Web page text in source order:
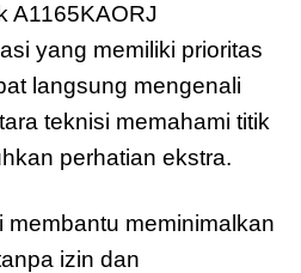
A1165KAORJ
yang memiliki prioritas
langsung mengenali
teknisi memahami titik
perhatian ekstra.
meminimalkan
izin dan